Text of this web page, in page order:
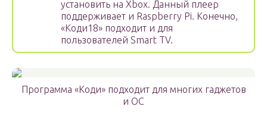
установить на Xbox. Данный плеер
поддерживает и Raspberry Pi. Конечно,
«Коди18» подходит и для
пользователей Smart TV.
Программа «Коди» подходит для многих гаджетов
и ОС